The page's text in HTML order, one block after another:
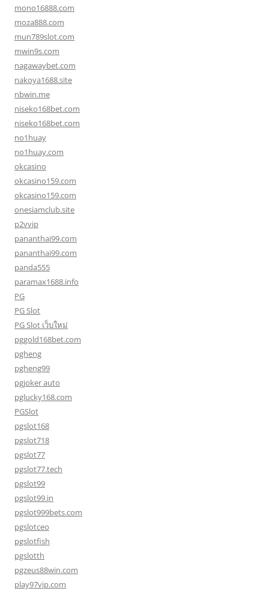
mono16888.com
moza888.com
mun789slot.com
mwin9s.com
nagawaybet.com
nakoya1688.site
nbwin.me
niseko168bet.com
niseko168bet.com
no1huay
no1huay.com
okcasino
okcasino159.com
okcasino159.com
onesiamclub.site
p2vvip
pananthai99.com
pananthai99.com
panda555
paramax1688.info
PG
PG Slot
PG Slot เว็บใหม่
pggold168bet.com
pgheng
pgheng99
pgjoker auto
pglucky168.com
PGSlot
pgslot168
pgslot718
pgslot77
pgslot77.tech
pgslot99
pgslot99.in
pgslot999bets.com
pgslotceo
pgslotfish
pgslotth
pgzeus88win.com
play97vip.com